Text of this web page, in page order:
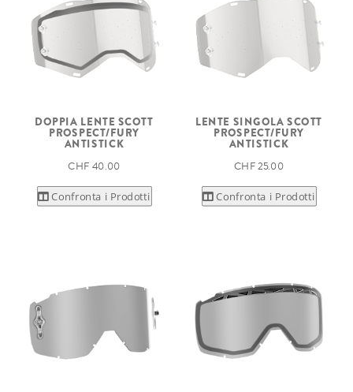
DOPPIA LENTE SCOTT
PROSPECT/FURY
ANTISTICK
CHF 40.00
Confronta i Prodotti
LENTE SINGOLA SCOTT
PROSPECT/FURY
ANTISTICK
CHF 25.00
Confronta i Prodotti